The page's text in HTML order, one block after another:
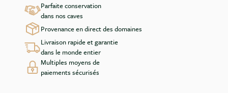
Parfaite conservation
dans nos caves
Provenance en direct des domaines
Livraison rapide et garantie
dans le monde entier
Multiples moyens de
paiements sécurisés